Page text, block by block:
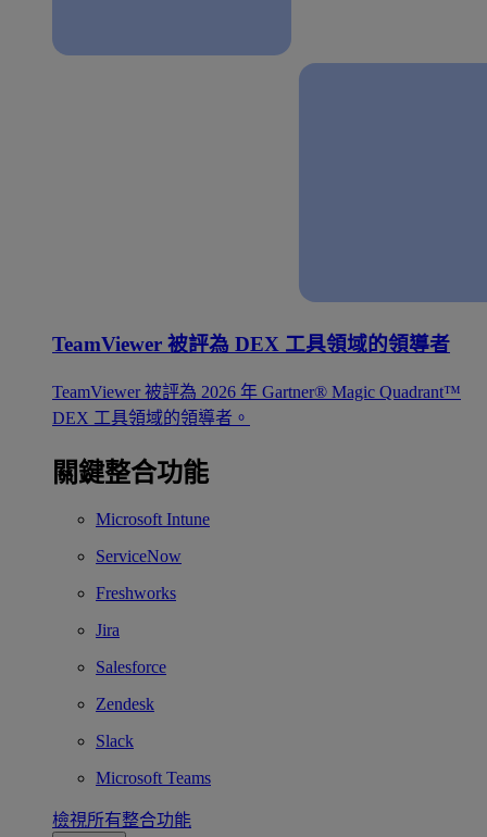
TeamViewer 被評為 DEX 工具領域的領導者
TeamViewer 被評為 2026 年 Gartner® Magic Quadrant™
DEX 工具領域的領導者。
關鍵整合功能
Microsoft Intune
ServiceNow
Freshworks
Jira
Salesforce
Zendesk
Slack
Microsoft Teams
檢視所有整合功能